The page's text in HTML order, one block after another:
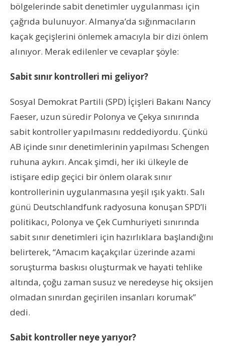
bölgelerinde sabit denetimler uygulanması için
çağrıda bulunuyor. Almanya’da sığınmacıların
kaçak geçişlerini önlemek amacıyla bir dizi önlem
alınıyor. Merak edilenler ve cevaplar şöyle:
Sabit sınır kontrolleri mi geliyor?
Sosyal Demokrat Partili (SPD) İçişleri Bakanı Nancy
Faeser, uzun süredir Polonya ve Çekya sınırında
sabit kontroller yapılmasını reddediyordu. Çünkü
AB içinde sınır denetimlerinin yapılması Schengen
ruhuna aykırı. Ancak şimdi, her iki ülkeyle de
istişare edip geçici bir önlem olarak sınır
kontrollerinin uygulanmasına yeşil ışık yaktı. Salı
günü Deutschlandfunk radyosuna konuşan SPD’li
politikacı, Polonya ve Çek Cumhuriyeti sınırında
sabit sınır denetimleri için hazırlıklara başlandığını
belirterek, “Amacım kaçakçılar üzerinde azami
soruşturma baskısı oluşturmak ve hayati tehlike
altında, çoğu zaman susuz ve neredeyse hiç oksijen
olmadan sınırdan geçirilen insanları korumak”
dedi.
Sabit kontroller neye yarıyor?